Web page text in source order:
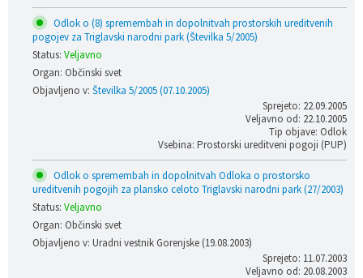
Odlok o (8) spremembah in dopolnitvah prostorskih ureditvenih
pogojev za Triglavski narodni park (Številka 5/2005)
Status: Veljavno
Organ: Občinski svet
Objavljeno v: Številka 5/2005 (07.10.2005)
Sprejeto: 22.09.2005
Veljavno od: 22.10.2005
Tip objave: Odlok
Vsebina: Prostorski ureditveni pogoji (PUP)
Odlok o spremembah in dopolnitvah Odloka o prostorsko
ureditvenih pogojih za plansko celoto Triglavski narodni park (27/2003)
Status: Veljavno
Organ: Občinski svet
Objavljeno v: Uradni vestnik Gorenjske (19.08.2003)
Sprejeto: 11.07.2003
Veljavno od: 20.08.2003